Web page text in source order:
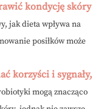
kondycję skóry
jak dieta wpływa na
posiłków może
korzyści i sygnały,
mogą znacząco